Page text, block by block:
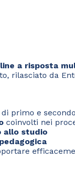
a risposta
rilasciato da
primo e
coinvolti nei
allo studio